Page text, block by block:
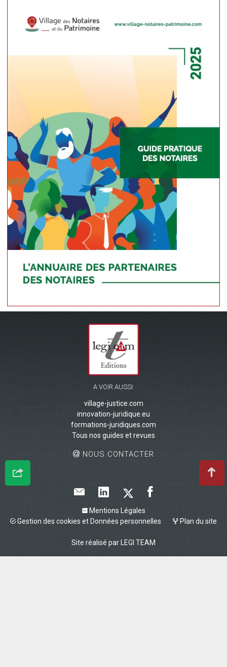
A VOIR AUSSI:
village-justice.com
innovation-juridique.eu
formations-juridiques.com
Tous nos guides et revues
NOUS CONTACTER
Mentions Légales
Gestion des cookies et Données personnelles
Plan du site
Site réalisé par LEGI TEAM